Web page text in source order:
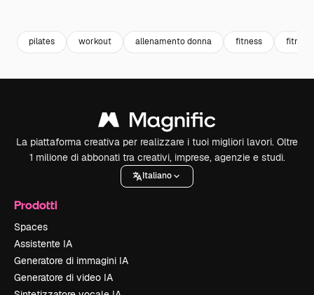
pilates workout allenamento donna fitness
La piattaforma creativa per realizzare i tuoi migliori lavori. Oltre
1 milione di abbonati tra creativi, imprese, agenzie e studi.
Italiano
Prodotti
Spaces
Assistente IA
Generatore di immagini IA
Generatore di video IA